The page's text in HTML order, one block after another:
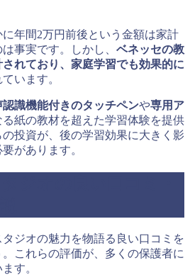
年間2万円前後という金額は家計
事実です。しかし、 ベネッセの教
れており、家庭学習でも効果的に
います。
認識機能付きのタッチペンや専用ア
る紙の教材を超えた学習体験を提供
投資が、後の学習効果に大きく影
があります。
ジオの魅力を物語る良い口コミを
これらの評価が、多くの保護者に
す。